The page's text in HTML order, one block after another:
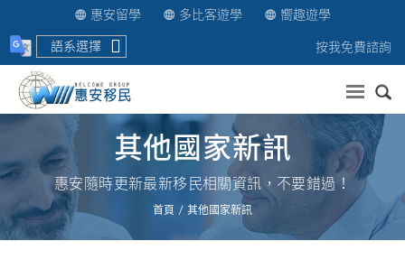
惠安留學 多比客遊學
嚮趣遊學
語系選擇
按我免費諮詢
送出
其他國家新訊
惠安隨時更新最新移民相關資訊，不要錯過！
首頁 其他國家新訊